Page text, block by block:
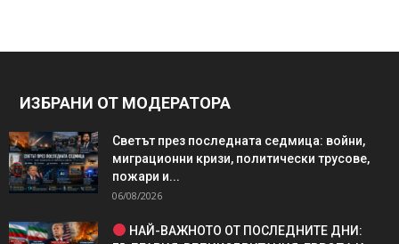
ИЗБРАНИ ОТ МОДЕРАТОРА
Светът през последната седмица: войни,
миграционни кризи, политически трусове,
пожари и...
06/08/2026
НАЙ-ВАЖНОТО ОТ ПОСЛЕДНИТЕ ДНИ: